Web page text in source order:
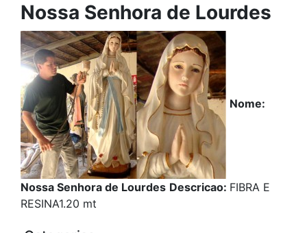
Nossa Senhora de Lourdes
Nome:
Nossa Senhora de Lourdes Descricao: FIBRA E
RESINA1.20 mt